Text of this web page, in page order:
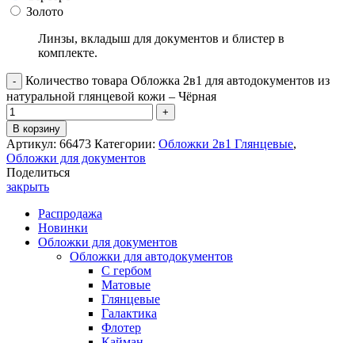
Золото
Линзы, вкладыш для документов и блистер в
комплекте.
Количество товара Обложка 2в1 для автодокументов из
натуральной глянцевой кожи – Чёрная
В корзину
Артикул: 66473 Категории: Обложки 2в1 Глянцевые,
Обложки для документов
Поделиться
закрыть
Распродажа
Новинки
Обложки для документов
Обложки для автодокументов
С гербом
Матовые
Глянцевые
Галактика
Флотер